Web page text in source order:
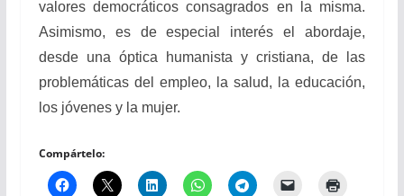
valores democráticos consagrados en la misma.
Asimismo, es de especial interés el abordaje,
desde una óptica humanista y cristiana, de las
problemáticas del empleo, la salud, la educación,
los jóvenes y la mujer.
Compártelo: